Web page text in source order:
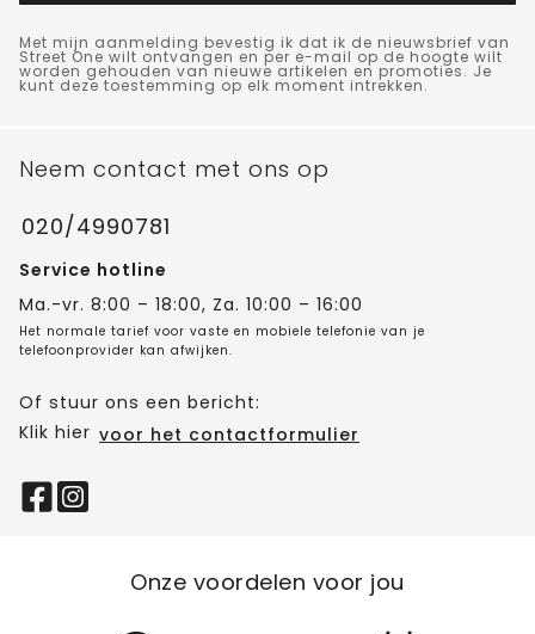
Met mijn aanmelding bevestig ik dat ik de nieuwsbrief van
Street One wilt ontvangen en per e-mail op de hoogte wilt
worden gehouden van nieuwe artikelen en promoties. Je
kunt deze toestemming op elk moment intrekken.
Neem contact met ons op
020/4990781
Service hotline
Ma.-vr. 8:00 – 18:00, Za. 10:00 – 16:00
Het normale tarief voor vaste en mobiele telefonie van je
telefoonprovider kan afwijken.
Of stuur ons een bericht:
Klik hier voor het contactformulier
Onze voordelen voor jou